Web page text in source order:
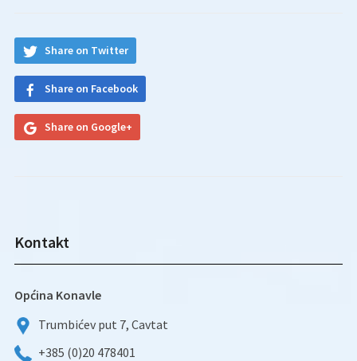
Share on Twitter
Share on Facebook
Share on Google+
Kontakt
Općina Konavle
Trumbićev put 7, Cavtat
+385 (0)20 478401